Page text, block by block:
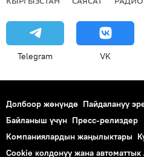
Telegram VK
Долбоор жөнүндө Пайдалануу
Байланыш үчүн Пресс-релиздер
Компаниялардын жаңылыктары
Cookie колдонуу жана автоматтык